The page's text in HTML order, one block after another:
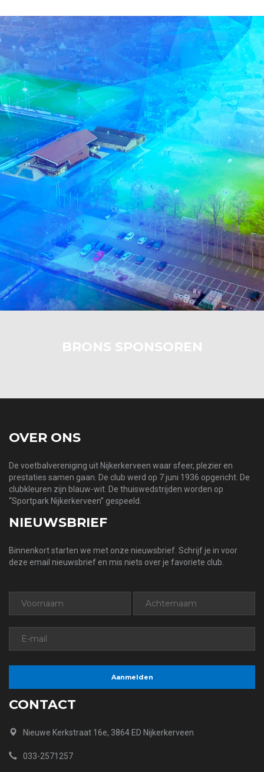
BRONS SPONSOREN
OVER ONS
De voetbalvereniging uit Nijkerkerveen waar sfeer, plezier en
prestaties samen gaan. De club werd op 7 juni 1936 opgericht. De
clubkleuren zijn blauw-wit. De thuiswedstrijden worden op
“Sportpark Nijkerkerveen” gespeeld.
NIEUWSBRIEF
Binnenkort starten we met onze nieuwsbrief. Schrijf je in voor
deze email nieuwsbrief en mis niets over je favoriete club.
CONTACT
Nieuwe Kerkstraat 16e, 3864 ED Nijkerkerveen
033-2571257